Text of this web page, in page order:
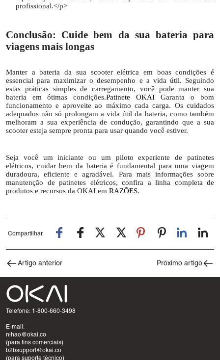
profissional.</p>
Conclusão: Cuide bem da sua bateria para
viagens mais longas
Manter a bateria da sua scooter elétrica em boas condições é
essencial para maximizar o desempenho e a vida útil. Seguindo
estas práticas simples de carregamento, você pode manter sua
bateria em ótimas condições.Patinete OKAI Garanta o bom
funcionamento e aproveite ao máximo cada carga. Os cuidados
adequados não só prolongam a vida útil da bateria, como também
melhoram a sua experiência de condução, garantindo que a sua
scooter esteja sempre pronta para usar quando você estiver.
Seja você um iniciante ou um piloto experiente de patinetes
elétricos, cuidar bem da bateria é fundamental para uma viagem
duradoura, eficiente e agradável. Para mais informações sobre
manutenção de patinetes elétricos, confira a linha completa de
produtos e recursos da OKAI em RAZÕES.
Compartilhar
Artigo anterior Próximo artigo
Telefone: 1-800-660-3498
E-mail:
nihao@okai.co
(para fins comerciais)
b2bsupport@okai.co
(para suporte técnico)